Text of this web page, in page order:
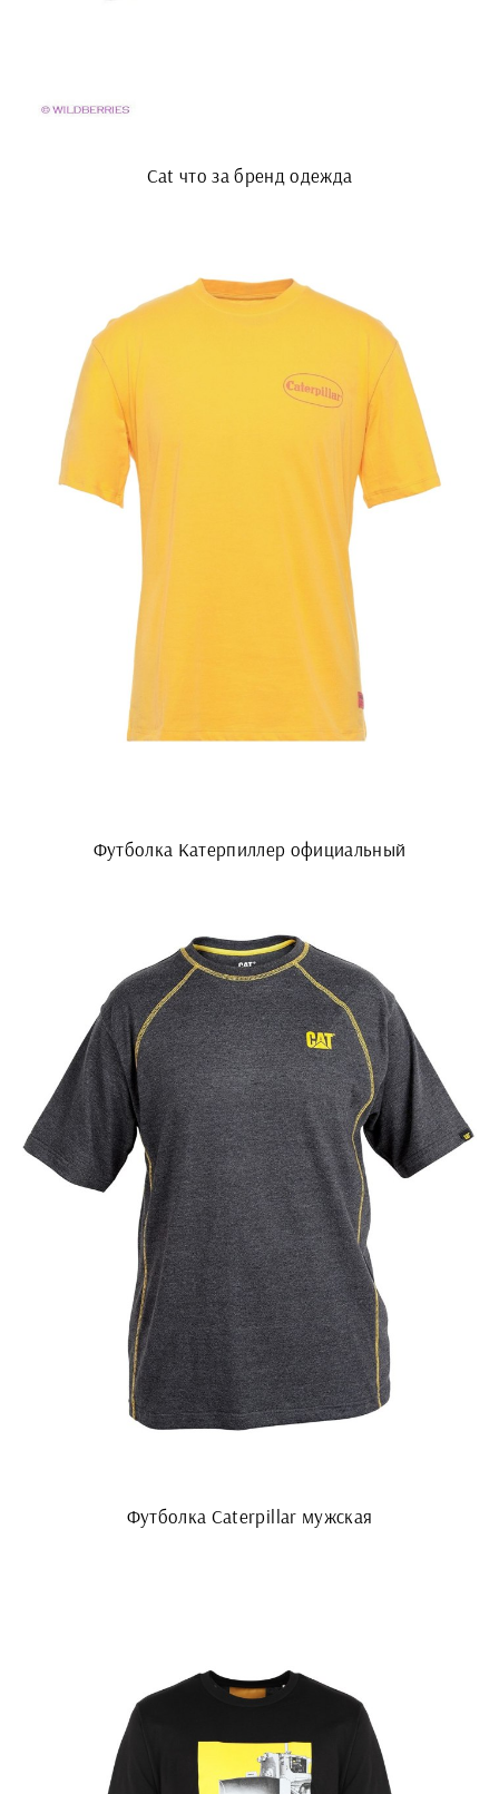
Cat что за бренд одежда
Футболка Катерпиллер официальный
Футболка Caterpillar мужская